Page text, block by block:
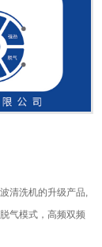
清洗机的升级产品,
气模式，高频双频